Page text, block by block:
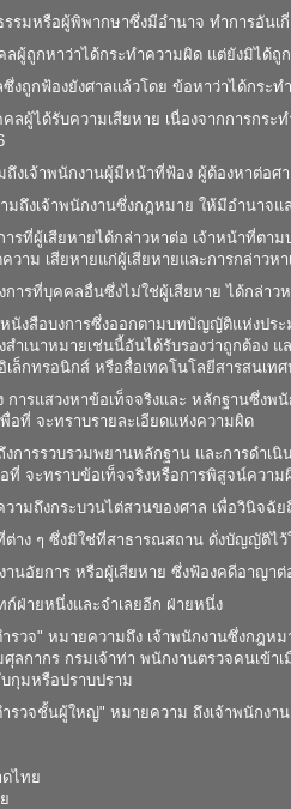
รมหรือผู้พิพากษาซึ่งมีอำนาจ ทำการอันเ
ผู้ถูกหาว่าได้กระทำความผิด แต่ยังมิได้ถู
งถูกฟ้องยังศาลแล้วโดย ข้อหาว่าได้กระท
ลผู้ได้รับความเสียหาย เนื่องจากการก
งเจ้าพนักงานผู้มีหน้าที่ฟ้อง ผู้ต้องหาต่อ
ถึงเจ้าพนักงานซึ่งกฎหมาย ให้มีอำนาจ
รที่ผู้เสียหายได้กล่าวหาต่อ เจ้าหน้าที่ต
วาม เสียหายแก่ผู้เสียหายและการกล่าว
ารที่บุคคลอื่นซึ่งไม่ใช่ผู้เสียหาย ได้กล่า
งสือบงการซึ่งออกตามบทบัญญัติแห่งปร
ำเนาหมายเช่นนี้อันได้รับรองว่าถูกต้อง
ล็กทรอนิกส์ หรือสื่อเทคโนโลยีสารสนเ
การแสวงหาข้อเท็จจริงและ หลักฐานซึ่ง
อที่ จะทราบรายละเอียดแห่งความผิด
งการรวบรวมพยานหลักฐาน และการดำ
ที่ จะทราบข้อเท็จจริงหรือการพิสูจน์ความ
ามถึงกระบวนไต่สวนของศาล เพื่อวินิจฉัย
ต่าง ๆ ซึ่งมิใช่ที่สาธารณสถาน ดั่งบัญญัติไ
นอัยการ หรือผู้เสียหาย ซึ่งฟ้องคดีอาญา
ฝ่ายหนึ่งและจำเลยอีก ฝ่ายหนึ่ง
รวจ" หมายความถึง เจ้าพนักงานซึ่งกฎ
ลกากร กรมเจ้าท่า พนักงานตรวจคนเข้า
กุมหรือปราบปราม
รวจชั้นผู้ใหญ่" หมายความ ถึงเจ้าพนักงา
ไทย